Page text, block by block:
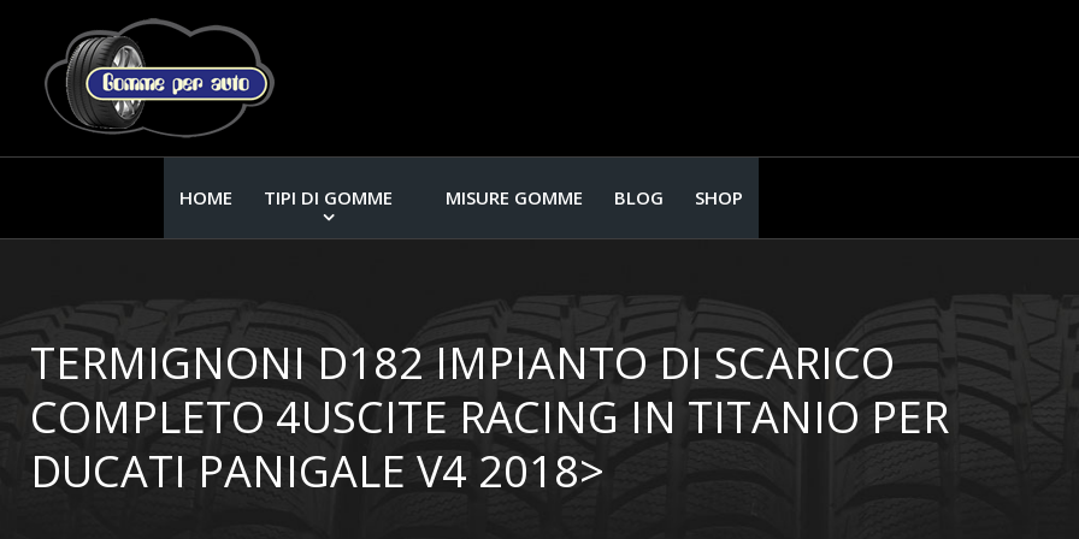
HOME TIPI DI GOMME MISURE GOMME BLOG SHOP
TERMIGNONI D182 IMPIANTO DI SCARICO
COMPLETO 4USCITE RACING IN TITANIO PER
DUCATI PANIGALE V4 2018>